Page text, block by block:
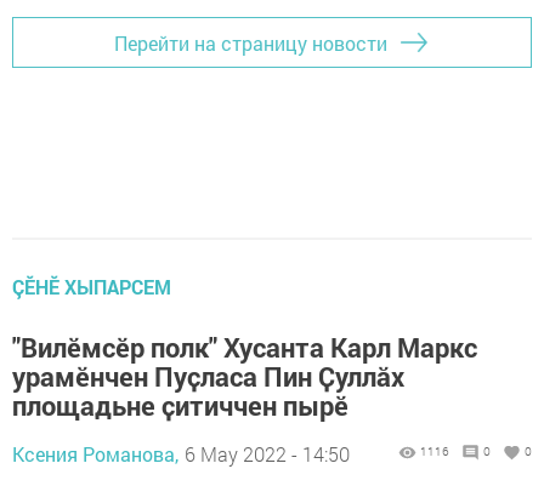
Перейти на страницу новости
ÇӖНӖ ХЫПАРСЕМ
"Вилӗмсӗр полк" Хусанта Карл Маркс
урамӗнчен Пуҫласа Пин Ҫуллӑх
площадьне ҫитиччен пырӗ
Ксения Романова, 6 May 2022 - 14:50 1116 0 0